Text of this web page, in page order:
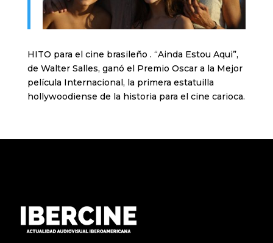
HITO para el cine brasileño . “Ainda Estou Aqui”,
de Walter Salles, ganó el Premio Oscar a la Mejor
película Internacional, la primera estatuilla
hollywoodiense de la historia para el cine carioca.